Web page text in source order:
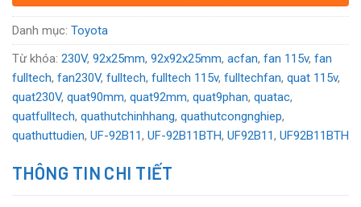
Voltage:115VAC
Danh mục: Toyota
Từ khóa: 230V, 92x25mm, 92x92x25mm, acfan, fan 115v, fan
fulltech, fan230V, fulltech, fulltech 115v, fulltechfan, quat 115v,
quat230V, quat90mm, quat92mm, quat9phan, quatac,
quatfulltech, quathutchinhhang, quathutcongnghiep,
quathuttudien, UF-92B11, UF-92B11BTH, UF92B11, UF92B11BTH
THÔNG TIN CHI TIẾT